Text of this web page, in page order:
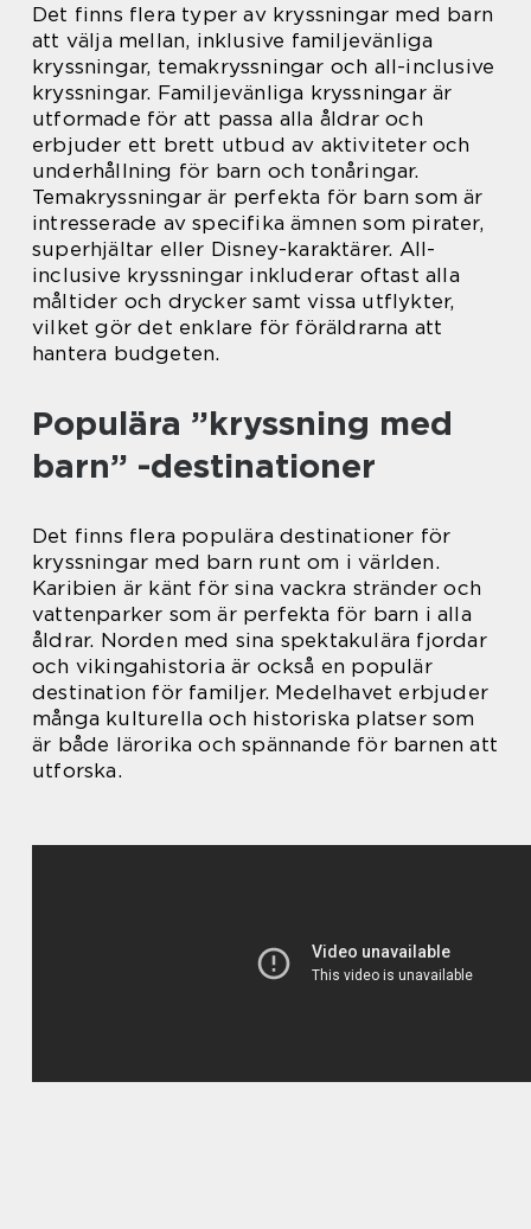
Det finns flera typer av kryssningar med barn
att välja mellan, inklusive familjevänliga
kryssningar, temakryssningar och all-inclusive
kryssningar. Familjevänliga kryssningar är
utformade för att passa alla åldrar och
erbjuder ett brett utbud av aktiviteter och
underhållning för barn och tonåringar.
Temakryssningar är perfekta för barn som är
intresserade av specifika ämnen som pirater,
superhjältar eller Disney-karaktärer. All-
inclusive kryssningar inkluderar oftast alla
måltider och drycker samt vissa utflykter,
vilket gör det enklare för föräldrarna att
hantera budgeten.
Populära ”kryssning med
barn” -destinationer
Det finns flera populära destinationer för
kryssningar med barn runt om i världen.
Karibien är känt för sina vackra stränder och
vattenparker som är perfekta för barn i alla
åldrar. Norden med sina spektakulära fjordar
och vikingahistoria är också en populär
destination för familjer. Medelhavet erbjuder
många kulturella och historiska platser som
är både lärorika och spännande för barnen att
utforska.